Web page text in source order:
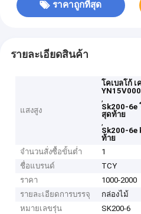
ราคาถูกที่สุด
รายละเอียดสินค้า
แสงสูง
โคเบลโก้
,
Sk200-6e
สุดท้าย
,
Sk200-6e
ท้าย
จำนวนสั่งซื้อขั้นต่ำ
1
ชื่อแบรนด์
TCY
ราคา
1000-2000
รายละเอียดการบรรจุ
กล่องไม้
หมายเลขรุ่น
SK200-6